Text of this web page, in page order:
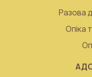
Разова
Опіка